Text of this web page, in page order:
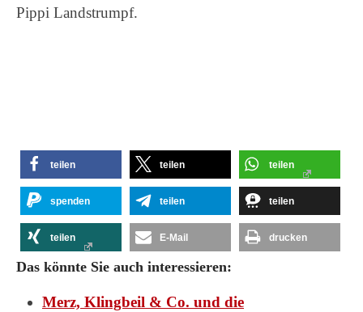
Pippi Landstrumpf.
teilen teilen teilen
spenden teilen teilen
teilen E-Mail drucken
Das könnte Sie auch interessieren:
Merz, Klingbeil & Co. und die